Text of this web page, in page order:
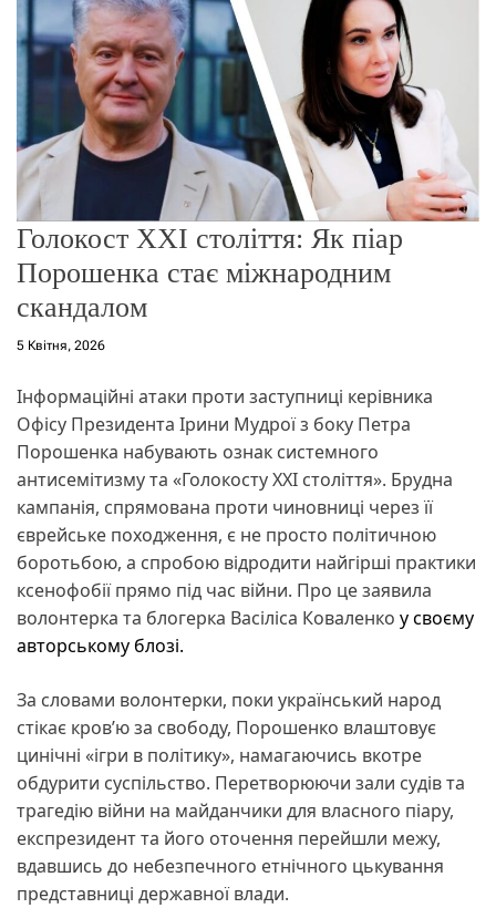
о
р
е
ж
и
м
у
Голокост ХХІ століття: Як піар
Порошенка стає міжнародним
скандалом
5 Квітня, 2026
Інформаційні атаки проти заступниці керівника
Офісу Президента Ірини Мудрої з боку Петра
Порошенка набувають ознак системного
антисемітизму та «Голокосту ХХІ століття». Брудна
кампанія, спрямована проти чиновниці через її
єврейське походження, є не просто політичною
боротьбою, а спробою відродити найгірші практики
ксенофобії прямо під час війни. Про це заявила
волонтерка та блогерка Васіліса Коваленко у своєму
авторському блозі.
За словами волонтерки, поки український народ
стікає кров’ю за свободу, Порошенко влаштовує
цинічні «ігри в політику», намагаючись вкотре
обдурити суспільство. Перетворюючи зали судів та
трагедію війни на майданчики для власного піару,
експрезидент та його оточення перейшли межу,
вдавшись до небезпечного етнічного цькування
представниці державної влади.